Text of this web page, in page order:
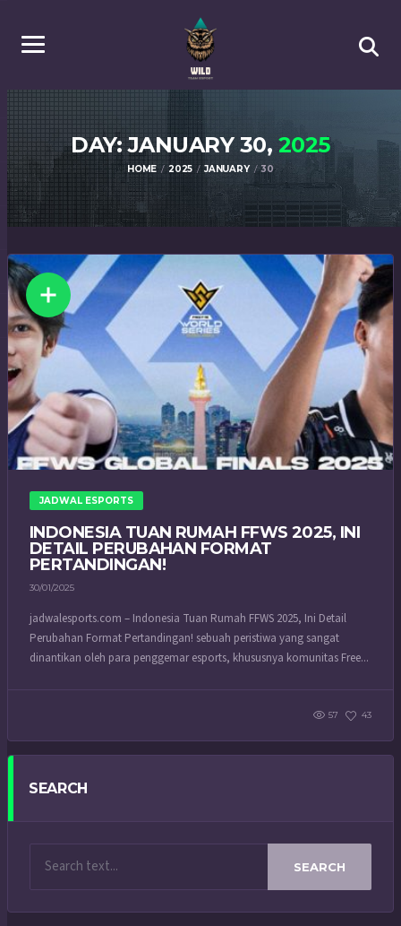
DAY: JANUARY 30, 2025
HOME 2025 JANUARY 30
JADWAL ESPORTS
INDONESIA TUAN RUMAH FFWS 2025, INI
DETAIL PERUBAHAN FORMAT
PERTANDINGAN!
30/01/2025
jadwalesports.com – Indonesia Tuan Rumah FFWS 2025, Ini Detail
Perubahan Format Pertandingan! sebuah peristiwa yang sangat
dinantikan oleh para penggemar esports, khususnya komunitas Free...
57 43
SEARCH
SEARCH